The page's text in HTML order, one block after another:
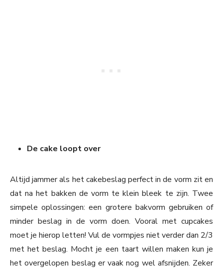
De cake loopt over
Altijd jammer als het cakebeslag perfect in de vorm zit en
dat na het bakken de vorm te klein bleek te zijn. Twee
simpele oplossingen: een grotere bakvorm gebruiken of
minder beslag in de vorm doen. Vooral met cupcakes
moet je hierop letten! Vul de vormpjes niet verder dan 2/3
met het beslag. Mocht je een taart willen maken kun je
het overgelopen beslag er vaak nog wel afsnijden. Zeker